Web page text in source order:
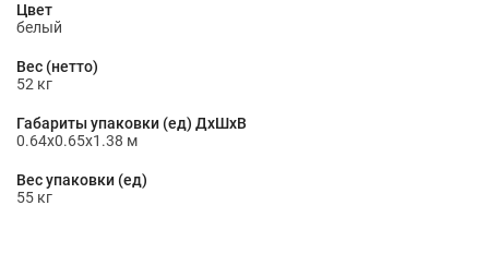
Цвет
белый
Вес (нетто)
52 кг
Габариты упаковки (ед) ДхШхВ
0.64x0.65x1.38 м
Вес упаковки (ед)
55 кг